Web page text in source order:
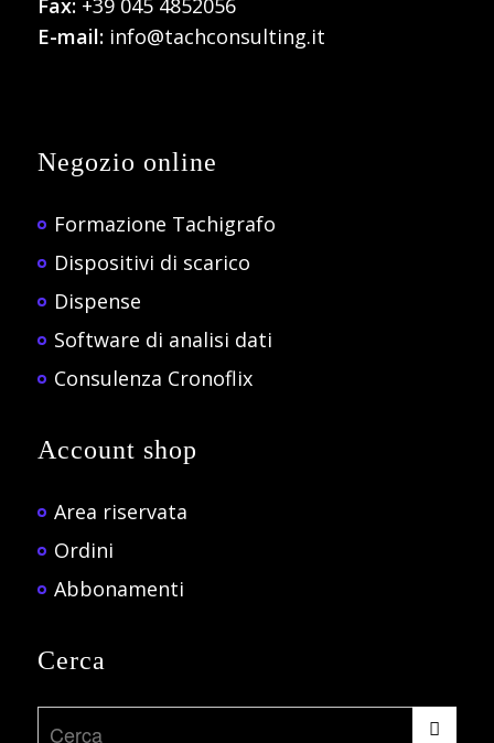
Fax:+39 045 4852056
E-mail:info@tachconsulting.it
Negozio online
Formazione Tachigrafo
Dispositivi di scarico
Dispense
Software di analisi dati
Consulenza Cronoflix
Account shop
Area riservata
Ordini
Abbonamenti
Cerca